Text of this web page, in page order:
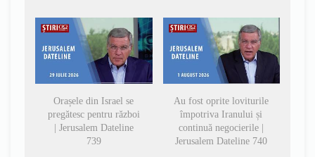
Orașele din Israel se
pregătesc pentru război
| Jerusalem Dateline
739
Au fost oprite loviturile
împotriva Iranului și
continuă negocierile |
Jerusalem Dateline 740